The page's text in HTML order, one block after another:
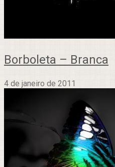
Borboleta – Branca
4 de janeiro de 2011